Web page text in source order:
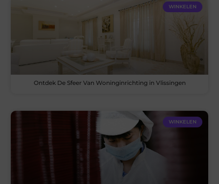
WINKELEN
Ontdek De Sfeer Van Woninginrichting in Vlissingen
WINKELEN